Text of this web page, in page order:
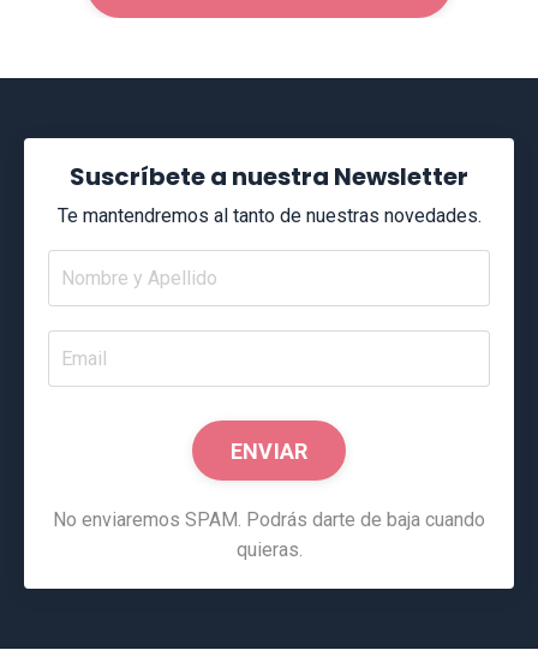
Suscríbete a nuestra Newsletter
Te mantendremos al tanto de nuestras novedades.
ENVIAR
No enviaremos SPAM. Podrás darte de baja cuando
quieras.